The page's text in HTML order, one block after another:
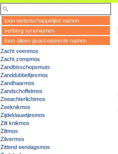
toon wetenschappelijke namen
verberg synoniemen
toon alleen geaccepteerde namen
Zacht veenmos
Zacht zompmos
Zandbisschopsmuts
Zanddubbeltjesmos
Zandhaarmos
Zandschoffelmos
Zeeachterlichtmos
Zeeknikmos
Zijdeklauwtjesmos
Zilt knikmos
Ziltmos
Zilvermos
Zittend eendagsmos